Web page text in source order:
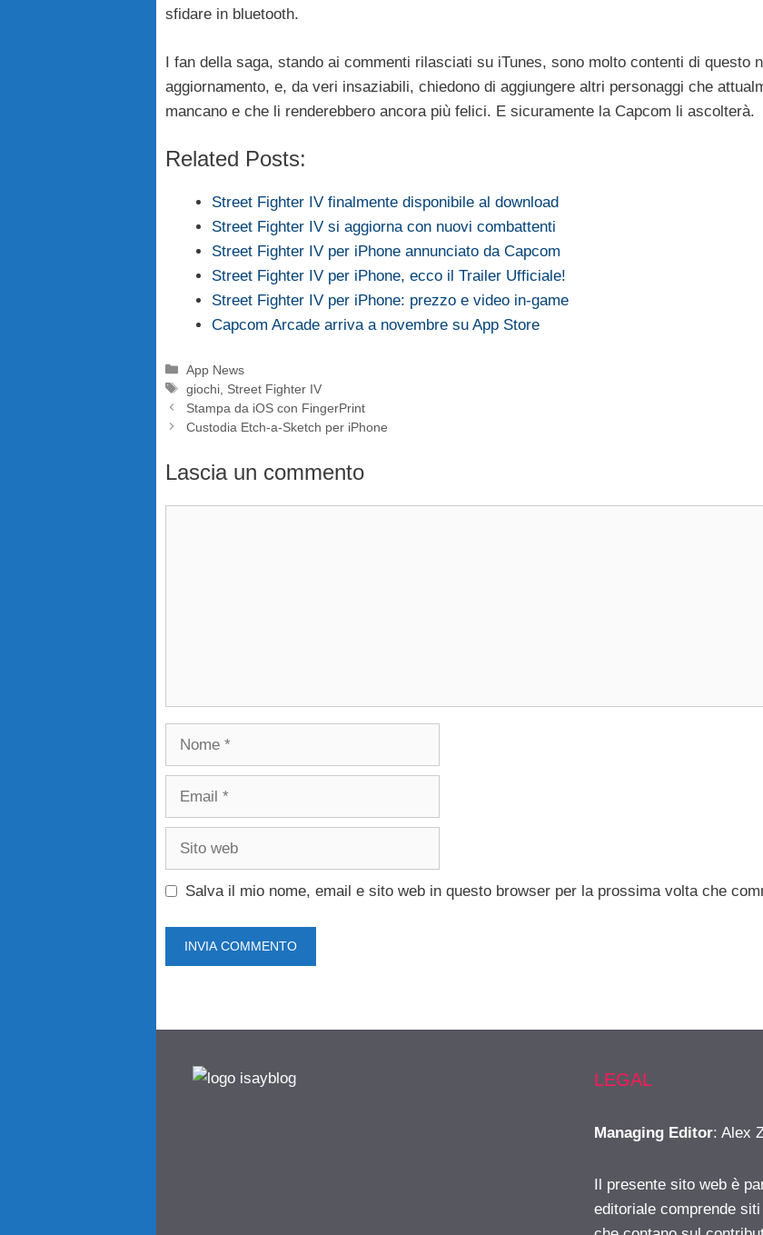
sfidare in bluetooth.
I fan della saga, stando ai commenti rilasciati su iTunes, sono molto contenti di questo
aggiornamento, e, da veri insaziabili, chiedono di aggiungere altri personaggi che
mancano e che li renderebbero ancora più felici. E sicuramente la Capcom li ascolterà.
Related Posts:
Street Fighter IV finalmente disponibile al download
Street Fighter IV si aggiorna con nuovi combattenti
Street Fighter IV per iPhone annunciato da Capcom
Street Fighter IV per iPhone, ecco il Trailer Ufficiale!
Street Fighter IV per iPhone: prezzo e video in-game
Capcom Arcade arriva a novembre su App Store
Categorie
App News
Tag
giochi Street Fighter IV
Stampa da iOS con FingerPrint
Custodia Etch-a-Sketch per iPhone
Lascia un commento
Nome
Email
Sito
Salva il mio nome, email e sito web in questo browser per la prossima volta che
LEGAL
Managing Editor: Alex
Il presente sito web è
editoriale comprende